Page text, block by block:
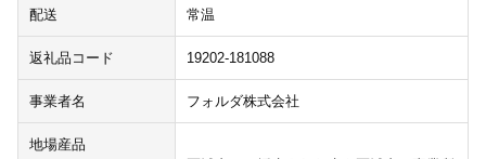
配送 常温
返礼品コード 19202-181088
事業者名 フォルダ株式会社
地場産品